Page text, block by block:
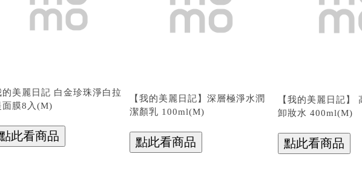
的美麗日記 白金珍珠淨白拉
面膜8入(M)
【我的美麗日記】深層極淨水潤
潔顏乳 100ml(M)
【我的美麗日記】
卸妝水 400ml(M)